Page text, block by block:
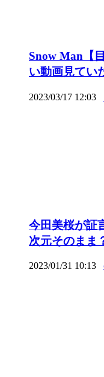
Snow Man【
い動画見てい
2023/03/17 12:03
今田美桜が証
次元そのまま
2023/01/31 10:13